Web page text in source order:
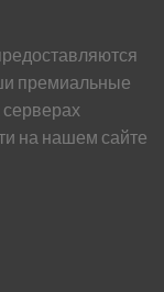
премиальные
серверах
на нашем сайте